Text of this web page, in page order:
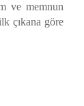
ve memnun
çıkana göre